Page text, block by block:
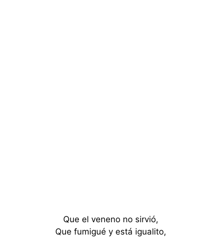
Que el veneno no sirvió,
Que fumigué y está igualito,